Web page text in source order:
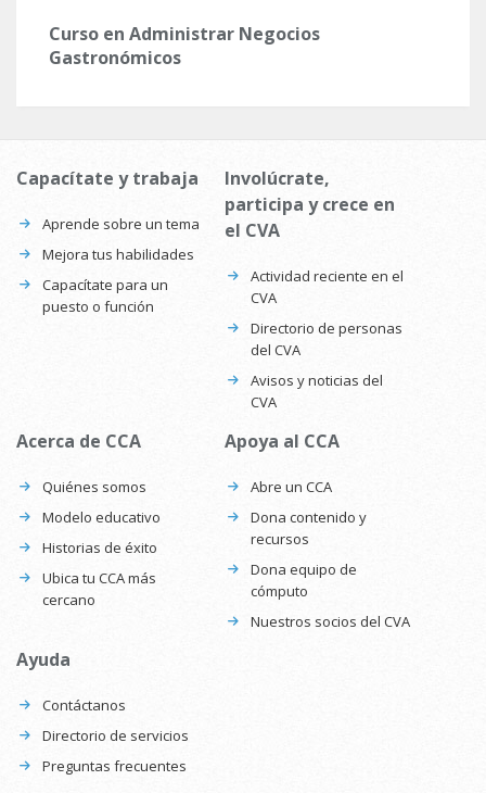
Curso en Administrar Negocios
Gastronómicos
Capacítate y trabaja
Aprende sobre un tema
Mejora tus habilidades
Capacítate para un
puesto o función
Involúcrate,
participa y crece en
el CVA
Actividad reciente en el
CVA
Directorio de personas
del CVA
Avisos y noticias del
CVA
Acerca de CCA
Quiénes somos
Modelo educativo
Historias de éxito
Ubica tu CCA más
cercano
Apoya al CCA
Abre un CCA
Dona contenido y
recursos
Dona equipo de
cómputo
Nuestros socios del CVA
Ayuda
Contáctanos
Directorio de servicios
Preguntas frecuentes